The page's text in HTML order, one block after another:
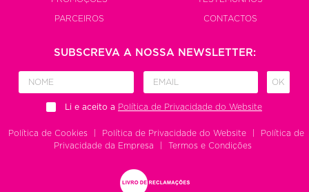
PARCEIROS CONTACTOS
SUBSCREVA A NOSSA NEWSLETTER:
OK
Li e aceito a Política de Privacidade do Website
Política de Cookies Política de Privacidade do Website
Política de
Privacidade da Empresa
Termos e Condições